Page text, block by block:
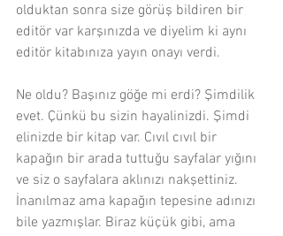
olduktan sonra size görüş bildiren bir
editör var karşınızda ve diyelim ki aynı
editör kitabınıza yayın onayı verdi.
Ne oldu? Başınız göğe mi erdi? Şimdilik
evet. Çünkü bu sizin hayalinizdi. Şimdi
elinizde bir kitap var. Cıvıl cıvıl bir
kapağın bir arada tuttuğu sayfalar yığını
ve siz o sayfalara aklınızı nakşettiniz.
İnanılmaz ama kapağın tepesine adınızı
bile yazmışlar. Biraz küçük gibi, ama